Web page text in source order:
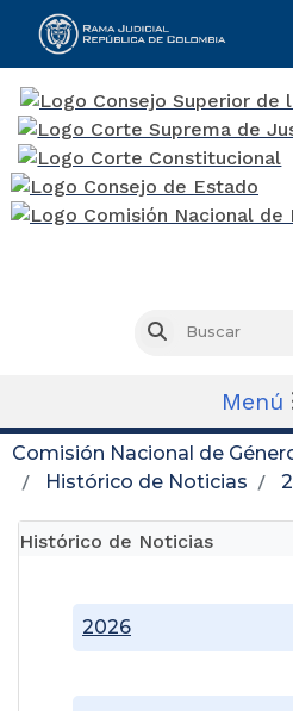
Buscar
Menú
Comisión Nacional de
Histórico de Noticias
Histórico de Noticias
2026